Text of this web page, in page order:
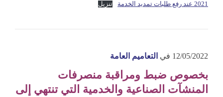
2021 عند رفع طلبات تمديد الخدمة
تنزيل
12/05/2022 في التعاميم العامة
بخصوص ضبط ومراقبة منصرفات
المنشآت الصناعية والخدمية التي تنتهي إلى